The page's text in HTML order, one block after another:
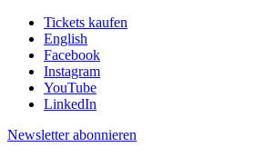
Tickets kaufen
English
Facebook
Instagram
YouTube
LinkedIn
Newsletter abonnieren